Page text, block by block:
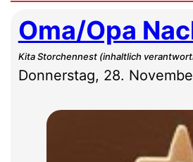
Oma/Opa
Kita Storchennest (inhaltlich
Donnerstag, 28.